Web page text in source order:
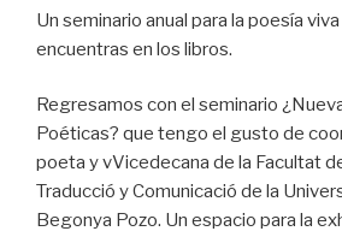
Un seminario anual para la poesía
encuentras en los libros.
Regresamos con el seminario
Poéticas? que tengo el gusto de
poeta y vVicedecana de la Facultat
Traducció y Comunicació de la
Begonya Pozo. Un espacio para la